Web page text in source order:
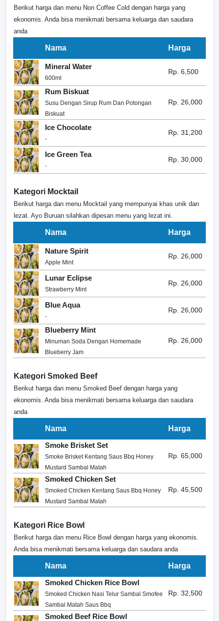
Berikut harga dan menu Non Coffee Cold dengan harga yang
ekonomis. Anda bisa menikmati bersama keluarga dan saudara
anda
Nama Harga
Mineral Water
600ml
Rp. 6,500
Rum Biskuat
Susu Dengan Sirup Rum Dan Potongan
Biskuat
Rp. 26,000
Ice Chocolate
-
Rp. 31,200
Ice Green Tea
-
Rp. 30,000
Kategori Mocktail
Berikut harga dan menu Mocktail yang mempunyai khas unik dan
lezat. Ayo Buruan silahkan dipesan menu yang lezat ini.
Nama Harga
Nature Spirit
Apple Mint
Rp. 26,000
Lunar Eclipse
Strawberry Mint
Rp. 26,000
Blue Aqua
-
Rp. 26,000
Blueberry Mint
Minuman Soda Dengan Homemade
Blueberry Jam
Rp. 26,000
Kategori Smoked Beef
Berikut harga dan menu Smoked Beef dengan harga yang
ekonomis. Anda bisa menikmati bersama keluarga dan saudara
anda
Nama
Harga
Smoke Brisket Set
Smoke Brisket Kentang Saus Bbq Honey
Mustard Sambal Matah
Rp. 65,000
Smoked Chicken Set
Smoked Chicken Kentang Saus Bbq Honey
Mustard Sambal Matah
Rp. 45,500
Kategori Rice Bowl
Berikut harga dan menu Rice Bowl dengan harga yang ekonomis.
Anda bisa menikmati bersama keluarga dan saudara anda
Nama
Harga
Smoked Chicken Rice Bowl
Smoked Chicken Nasi Telur Sambal Smofee
Sambal Matah Saus Bbq
Rp. 32,500
Smoked Beef Rice Bowl